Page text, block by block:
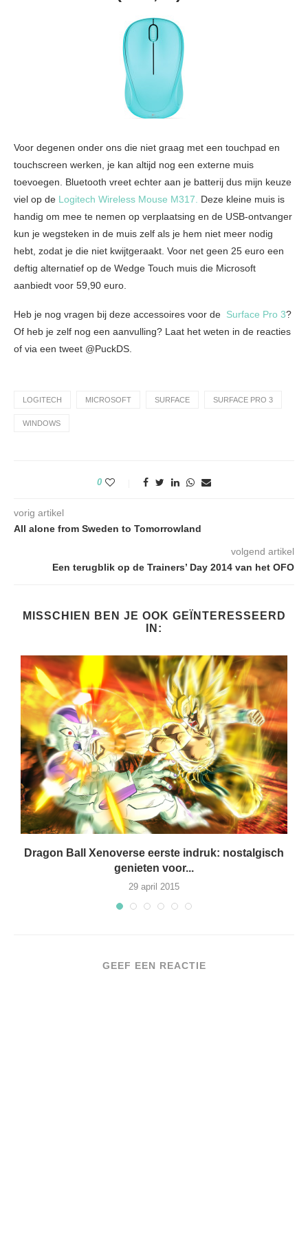
Voor degenen onder ons die niet graag met een touchpad en
touchscreen werken, je kan altijd nog een externe muis
toevoegen. Bluetooth vreet echter aan je batterij dus mijn keuze
viel op de Logitech Wireless Mouse M317.
Deze kleine muis is
handig om mee te nemen op verplaatsing en de USB-ontvanger
kun je wegsteken in de muis zelf als je hem niet meer nodig
hebt, zodat je die niet kwijtgeraakt. Voor net geen 25 euro een
deftig alternatief op de Wedge Touch muis die Microsoft
aanbiedt voor 59,90 euro.
Heb je nog vragen bij deze accessoires voor de Surface Pro 3?
Of heb je zelf nog een aanvulling? Laat het weten in de reacties
of via een tweet @PuckDS.
LOGITECH MICROSOFT SURFACE SURFACE PRO 3
WINDOWS
0
vorig artikel
All alone from Sweden to Tomorrowland
volgend artikel
Een terugblik op de Trainers’ Day 2014 van het OFO
MISSCHIEN BEN JE OOK GEÏNTERESSEERD
IN:
Dragon Ball Xenoverse eerste indruk: nostalgisch
genieten voor...
29 april 2015
GEEF EEN REACTIE